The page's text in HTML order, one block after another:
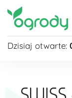
Dzisiaj otwarte:
Niedziela